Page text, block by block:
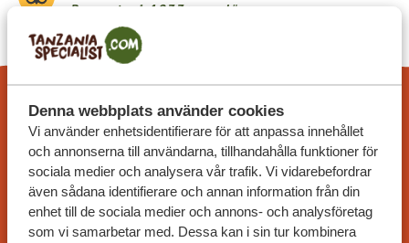
Denna webbplats använder cookies
Vi använder enhetsidentifierare för att anpassa innehållet
och annonserna till användarna, tillhandahålla funktioner för
sociala medier och analysera vår trafik. Vi vidarebefordrar
även sådana identifierare och annan information från din
enhet till de sociala medier och annons- och analysföretag
som vi samarbetar med. Dessa kan i sin tur kombinera
Baserat på 4833+ omdömen
4.7/5
Baserat på
ANPASSAT RESEFÖRSLAG
På Tanzania Specialist kan du skräddarsy din resa
efter dina önskemål. Våra exempel på resplaner är
anpassningsbara och våra specialister arbetar
tillsammans med dig för att skapa din drömresa!